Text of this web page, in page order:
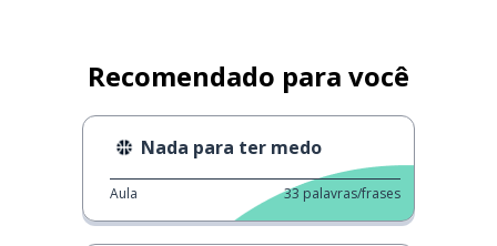
Recomendado para você
Nada para ter medo
Aula 33 palavras/frases